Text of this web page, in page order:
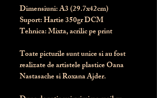
Dimensiuni: A3 (29.7x42cm)
Suport: Hartie 350gr DCM
Tehnica: Mixta, acrilic pe print
Toate picturile sunt unice si au fost
realizate de artistele plastice Oana
Nastasache si Roxana Ajder.